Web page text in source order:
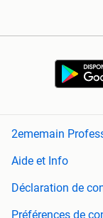
2ememain
Aide et Info
Déclaration de
Préférences de